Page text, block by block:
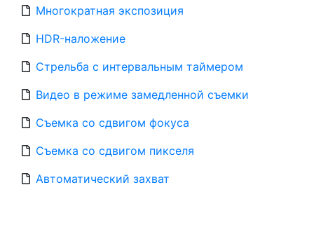
Многократная экспозиция
HDR-наложение
Стрельба с интервальным таймером
Видео в режиме замедленной съемки
Съемка со сдвигом фокуса
Съемка со сдвигом пикселя
Автоматический захват